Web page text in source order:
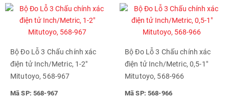
Bộ Đo Lỗ 3 Chấu chính xác
điện tử Inch/Metric, 1-2"
Mitutoyo, 568-967
Mã SP: 568-967
Bộ Đo Lỗ 3 Chấu chính xác
điện tử Inch/Metric, 0,5-1"
Mitutoyo, 568-966
Mã SP: 568-966